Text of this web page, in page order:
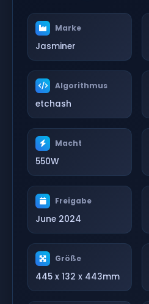
Marke
Jasminer
Algorithmus
etchash
Macht
550W
Freigabe
June 2024
Größe
445 x 132 x 443mm